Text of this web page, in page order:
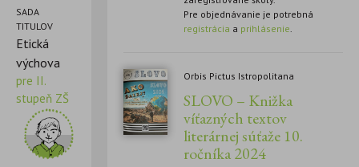
SADA
TITULOV
Etická
výchova
pre II.
stupeň ZŠ
Pre objednávanie je potrebná
registrácia a prihlásenie.
Orbis Pictus Istropolitana
SLOVO – Knižka
víťazných textov
literárnej súťaže 10.
ročníka 2024